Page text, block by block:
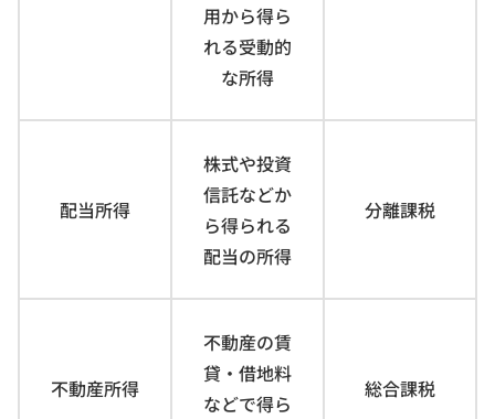
用から得ら
れる受動的
な所得
配当所得
株式や投資
信託などか
ら得られる
配当の所得
分離課税
不動産所得
不動産の賃
貸・借地料
などで得ら
総合課税